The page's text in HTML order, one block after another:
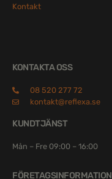
Kontakt
KONTAKTA OSS
08 520 277 72
kontakt@reflexa.se
KUNDTJÄNST
Mån – Fre 09:00 – 16:00
FÖRETAGSINFORMATION